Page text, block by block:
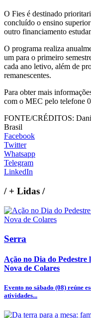
O Fies é destinado
concluído o ensino
outro financiamento
O programa realiza
um para o primeiro
cada ano letivo, além de
remanescentes.
Para obter mais
com o MEC pelo telefone
FONTE/CRÉDITOS:
Brasil
Facebook
Twitter
Whatsapp
Telegram
LinkedIn
/+ Lidas /
Serra
Ação no Dia do Pedestre
Nova de Colares
Evento no sábado (08) reúne
atividades...